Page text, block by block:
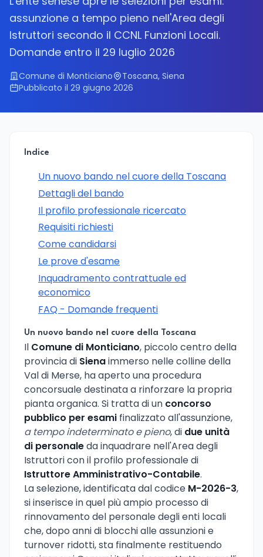
assunzione a tempo pieno nell'Area degli
Istruttori secondo il CCNL Funzioni Locali.
Domande entro il 29 luglio 2026
Comune di Monticiano
Toscana, Siena
Pubblicato il 29 giugno 2026
Indice
Un nuovo bando nel cuore della Toscana
Dettagli del bando
Il profilo professionale ricercato
Requisiti richiesti
Come candidarsi
Le prove d'esame
Inquadramento contrattuale ed
economico
FAQ - Domande frequenti
Un nuovo bando nel cuore della Toscana
Il Comune di Monticiano, piccolo centro della
provincia di Sienaimmerso nelle colline della
Val di Merse, ha aperto una procedura
concorsuale destinata a rinforzare la propria
pianta organica. Si tratta di un concorso
pubblico per esami finalizzato all'assunzione,
a tempo indeterminato e pieno, di due unità
di personaleda inquadrare nell'Area degli
Istruttori con il profilo professionale di
Istruttore Amministrativo-Contabile.
La selezione, identificata dal codice M-2026-3,
si inserisce in quel più ampio processo di
rinnovamento del personale degli enti locali
che, dopo anni di blocchi alle assunzioni e
turnover ridotti, sta finalmente restituendo